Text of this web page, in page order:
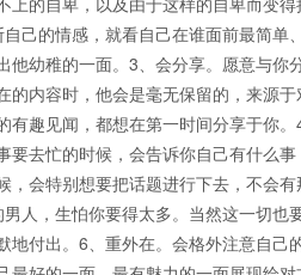
己的情感，就看自己在谁面前最简单
幼稚的一面。3、会分享。愿意与你
内容时，他会是毫无保留的，来源
趣见闻，都想在第一时间分享于你
去忙的时候，会告诉你自己有什么
会特别想要把话题进行下去，不会
人，生怕你要得太多。当然这一切也
付出。6、重外在。会格外注意自己